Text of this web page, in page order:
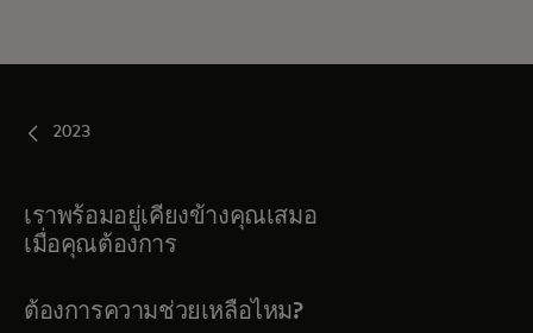
2023
เราพร้อมอยู่เคียงข้างคุณเสมอ
เมื่อคุณต้องการ
ต้องการความช่วยเหลือไหม?